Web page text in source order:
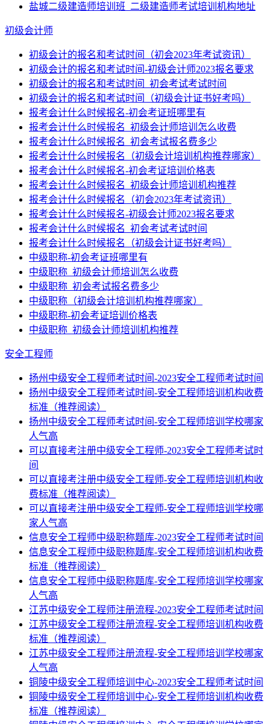
盐城二级建造师培训班_二级建造师考试培训机构地址
初级会计师
初级会计的报名和考试时间（初会2023年考试资讯）
初级会计的报名和考试时间-初级会计师2023报名要求
初级会计的报名和考试时间_初会考试考试时间
初级会计的报名和考试时间（初级会计证书好考吗）
报考会计什么时候报名-初会考证班哪里有
报考会计什么时候报名_初级会计师培训怎么收费
报考会计什么时候报名_初会考试报名费多少
报考会计什么时候报名（初级会计培训机构推荐哪家）
报考会计什么时候报名-初会考证培训价格表
报考会计什么时候报名_初级会计师培训机构推荐
报考会计什么时候报名（初会2023年考试资讯）
报考会计什么时候报名-初级会计师2023报名要求
报考会计什么时候报名_初会考试考试时间
报考会计什么时候报名（初级会计证书好考吗）
中级职称-初会考证班哪里有
中级职称_初级会计师培训怎么收费
中级职称_初会考试报名费多少
中级职称（初级会计培训机构推荐哪家）
中级职称-初会考证培训价格表
中级职称_初级会计师培训机构推荐
安全工程师
扬州中级安全工程师考试时间-2023安全工程师考试时间
扬州中级安全工程师考试时间-安全工程师培训机构收费
标准（推荐阅读）
扬州中级安全工程师考试时间-安全工程师培训学校哪家
人气高
可以直接考注册中级安全工程师-2023安全工程师考试时
间
可以直接考注册中级安全工程师-安全工程师培训机构收
费标准（推荐阅读）
可以直接考注册中级安全工程师-安全工程师培训学校哪
家人气高
信息安全工程师中级职称题库-2023安全工程师考试时间
信息安全工程师中级职称题库-安全工程师培训机构收费
标准（推荐阅读）
信息安全工程师中级职称题库-安全工程师培训学校哪家
人气高
江苏中级安全工程师注册流程-2023安全工程师考试时间
江苏中级安全工程师注册流程-安全工程师培训机构收费
标准（推荐阅读）
江苏中级安全工程师注册流程-安全工程师培训学校哪家
人气高
铜陵中级安全工程师培训中心-2023安全工程师考试时间
铜陵中级安全工程师培训中心-安全工程师培训机构收费
标准（推荐阅读）